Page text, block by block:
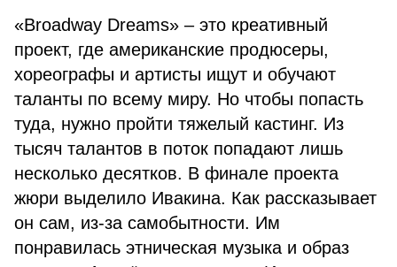
«Broadway Dreams» – это креативный
проект, где американские продюсеры,
хореографы и артисты ищут и обучают
таланты по всему миру. Но чтобы попасть
туда, нужно пройти тяжелый кастинг. Из
тысяч талантов в поток попадают лишь
несколько десятков. В финале проекта
жюри выделило Ивакина. Как рассказывает
он сам, из-за самобытности. Им
понравилась этническая музыка и образ